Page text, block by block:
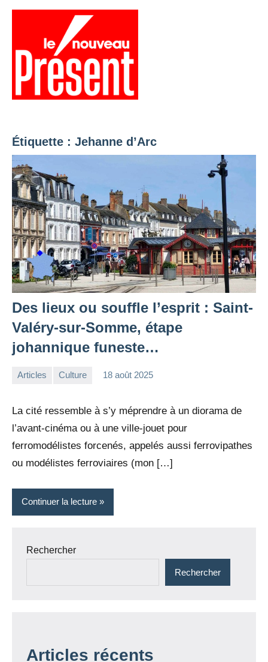
Aller
Étiquette : Jehanne d’Arc
Des lieux ou souffle l’esprit : Saint-
Valéry-sur-Somme, étape
johannique funeste…
Articles Culture 18 août 2025
La cité ressemble à s’y méprendre à un diorama de
l’avant-cinéma ou à une ville-jouet pour
ferromodélistes forcenés, appelés aussi ferrovipathes
ou modélistes ferroviaires (mon […]
Continuer la lecture
Rechercher
Rechercher
Articles récents